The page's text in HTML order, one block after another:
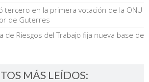
tercero en la primera votación de la ONU
de Guterres
de Riesgos del Trabajo fija nueva base de
MÁS LEÍDOS: